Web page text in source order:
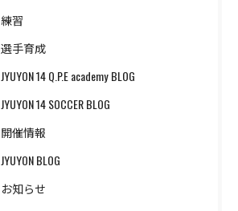
練習
選手育成
JYUYON 14 Q.P.E academy BLOG
JYUYON 14 SOCCER BLOG
開催情報
JYUYON BLOG
お知らせ